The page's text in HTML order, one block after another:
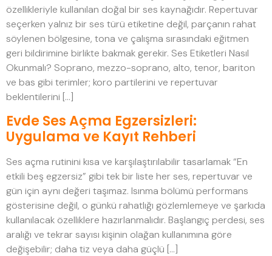
özellikleriyle kullanılan doğal bir ses kaynağıdır. Repertuvar
seçerken yalnız bir ses türü etiketine değil, parçanın rahat
söylenen bölgesine, tona ve çalışma sırasındaki eğitmen
geri bildirimine birlikte bakmak gerekir. Ses Etiketleri Nasıl
Okunmalı? Soprano, mezzo-soprano, alto, tenor, bariton
ve bas gibi terimler; koro partilerini ve repertuvar
beklentilerini […]
Evde Ses Açma Egzersizleri:
Uygulama ve Kayıt Rehberi
Ses açma rutinini kısa ve karşılaştırılabilir tasarlamak “En
etkili beş egzersiz” gibi tek bir liste her ses, repertuvar ve
gün için aynı değeri taşımaz. Isınma bölümü performans
gösterisine değil, o günkü rahatlığı gözlemlemeye ve şarkıda
kullanılacak özelliklere hazırlanmalıdır. Başlangıç perdesi, ses
aralığı ve tekrar sayısı kişinin olağan kullanımına göre
değişebilir; daha tiz veya daha güçlü […]